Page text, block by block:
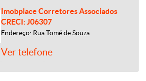
Imobplace Corretores Associados
CRECI: J06307
Endereço: Rua Tomé de Souza
Ver telefone